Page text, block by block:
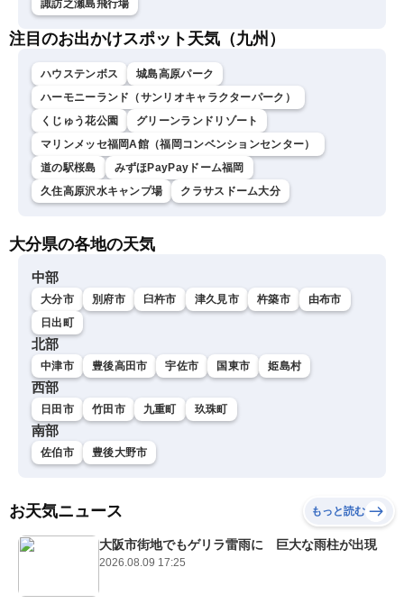
諏訪之瀬島飛行場
注目のお出かけスポット天気（九州）
ハウステンボス
城島高原パーク
ハーモニーランド（サンリオキャラクターパーク）
くじゅう花公園
グリーンランドリゾート
マリンメッセ福岡A館（福岡コンベンションセンター）
道の駅桜島
みずほPayPayドーム福岡
久住高原沢水キャンプ場
クラサスドーム大分
大分県の各地の天気
中部
大分市 別府市 臼杵市 津久見市 杵築市
由布市
日出町
北部
中津市 豊後高田市 宇佐市 国東市 姫島村
西部
日田市 竹田市 九重町 玖珠町
南部
佐伯市 豊後大野市
お天気ニュース もっと読む
大阪市街地でもゲリラ雷雨に 巨大な雨柱が出現
2026.08.09 17:25